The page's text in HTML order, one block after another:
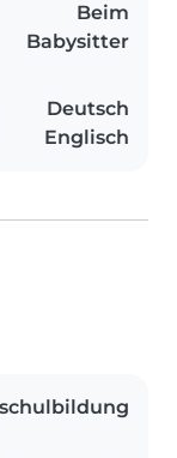
Beim
Babysitter
Deutsch
Englisch